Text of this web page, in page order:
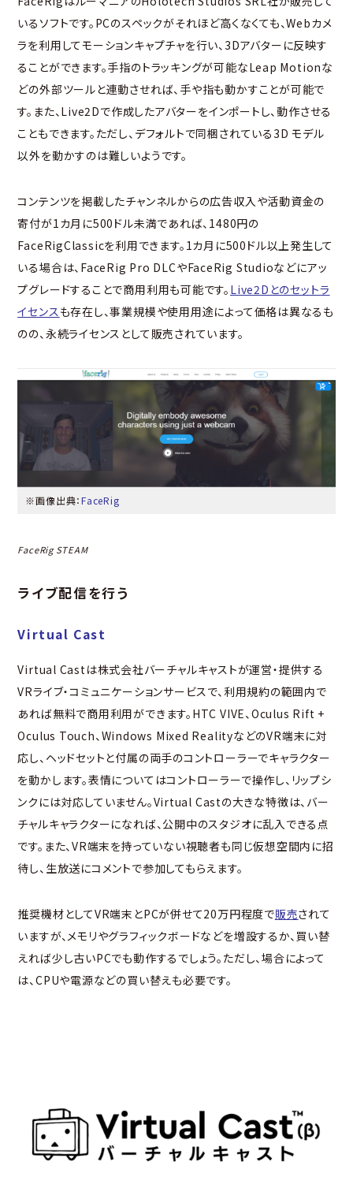
いるソフトです。PCのスペックがそれほど高くなくても、Webカメ
ラを利用してモーションキャプチャを行い、3Dアバターに反映す
ることができます。手指のトラッキングが可能なLeap Motionな
どの外部ツールと連動させれば、手や指も動かすことが可能で
す。また、Live2Dで作成したアバターをインポートし、動作させる
こともできます。ただし、デフォルトで同梱されている3D モデル
以外を動かすのは難しいようです。
コンテンツを掲載したチャンネルからの広告収入や活動資金の
寄付が1カ月に500ドル未満であれば、1480円の
FaceRigClassicを利用できます。1カ月に500ドル以上発生して
いる場合は、FaceRig Pro DLCやFaceRig Studioなどにアッ
プグレードすることで商用利用も可能です。 Live2Dとのセットラ
イセンス も存在し、事業規模や使用用途によって価格は異なるも
のの、永続ライセンスとして販売されています。
※画像出典：FaceRig
FaceRig STEAM
ライブ配信を行う
Virtual Cast
Virtual Castは株式会社バーチャルキャストが運営・提供する
VRライブ・コミュニケーションサービスで、利用規約の範囲内で
あれば無料で商用利用ができます。HTC VIVE、Oculus Rift +
Oculus Touch、Windows Mixed RealityなどのVR端末に対
応し、ヘッドセットと付属の両手のコントローラーでキャラクター
を動かします。表情についてはコントローラーで操作し、リップシ
ンクには対応していません。Virtual Castの大きな特徴は、バー
チャルキャラクターになれば、公開中のスタジオに乱入できる点
です。また、VR端末を持っていない視聴者も同じ仮想空間内に招
待し、生放送にコメントで参加してもらえます。
推奨機材としてVR端末とPCが併せて20万円程度で販売されて
いますが、メモリやグラフィックボードなどを増設するか、買い替
えれば少し古いPCでも動作するでしょう。ただし、場合によって
は、CPUや電源などの買い替えも必要です。